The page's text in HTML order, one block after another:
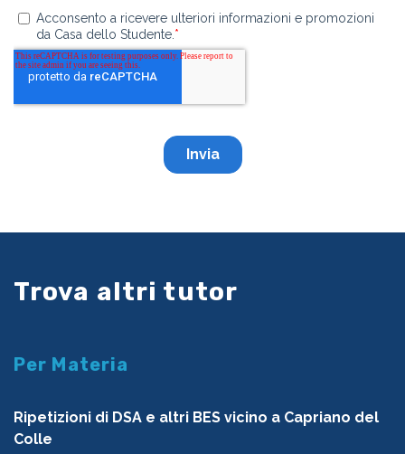
Trova altri tutor
Per Materia
Ripetizioni di DSA e altri BES vicino a Capriano del
Colle